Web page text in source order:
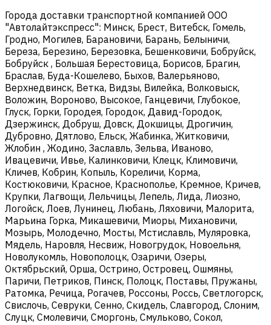
Города доставки транспортной компанией ООО
"Автолайтэкспресс": Минск, Брест, Витебск, Гомель,
Гродно, Могилев, Барановичи, Барань, Белыничи,
Береза, Березино, Березовка, Бешенковичи, Бобруйск,
Бобруйск , Большая Берестовица, Борисов, Брагин,
Браслав, Буда-Кошелево, Быхов, Валерьяново,
Верхнедвинск, Ветка, Видзы, Вилейка, Волковыск,
Воложин, Вороново, Высокое, Ганцевичи, Глубокое,
Глуск, Горки, Городея, Городок, Давид-Городок,
Дзержинск, Добруш, Довск, Докшицы, Дрогичин,
Дубровно, Дятлово, Ельск, Жабинка, Житковичи,
Жлобин , Жодино, Заславль, Зельва, Иваново,
Ивацевичи, Ивье, Калинковичи, Клецк, Климовичи,
Кличев, Кобрин, Копыль, Кореличи, Корма,
Костюковичи, Красное, Краснополье, Кремное, Кричев,
Крупки, Лагвощи, Лельчицы, Лепель, Лида, Лиозно,
Логойск, Лоев, Лунинец, Любань, Ляховичи, Малорита,
Марьина Горка, Микашевичи, Миоры, Михановичи,
Мозырь, Молодечно, Мосты, Мстиславль, Муляровка,
Мядель, Наровля, Несвиж, Новогрудок, Новоельня,
Новолукомль, Новополоцк, Озаричи, Озеры,
Октябрьский, Орша, Острино, Островец, Ошмяны,
Паричи, Петриков, Пинск, Полоцк, Поставы, Пружаны,
Ратомка, Речица, Рогачев, Россоны, Россь, Светлогорск,
Свислочь, Севруки, Сенно, Скидель, Славгород, Слоним,
Слуцк, Смолевичи, Сморгонь, Смульково, Сокол,